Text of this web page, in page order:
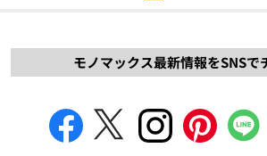
モノマックス最新情報をSNSで